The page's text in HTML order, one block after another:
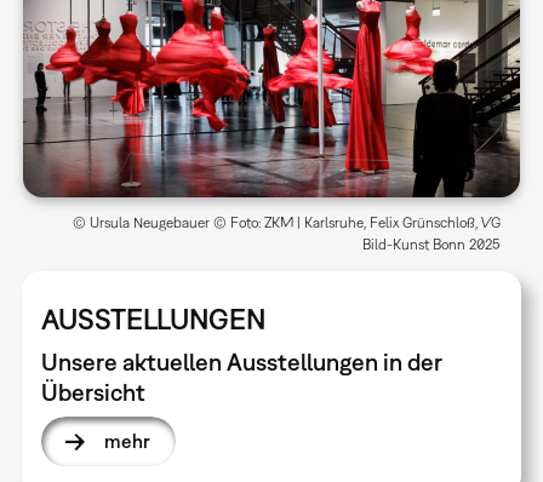
AUSSTELLUNGEN
Unsere aktuellen Ausstellungen in der
Übersicht
mehr
© Ursula Neugebauer © Foto: ZKM | Karlsruhe, Felix Grünschloß, VG
Bild-Kunst Bonn 2025